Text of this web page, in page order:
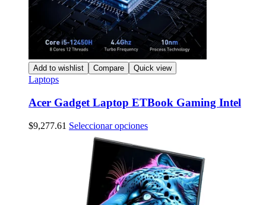
Add to wishlist Compare Quick view
Laptops
Acer Gadget Laptop ETBook Gaming Intel
$9,277.61 Seleccionar opcionesEste
tiene
múltiples
variantes.
Las
opciones
se